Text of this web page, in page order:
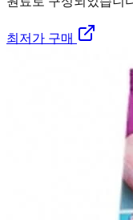
최저가 구매